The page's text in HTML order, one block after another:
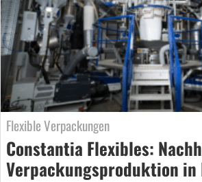
Flexible Verpackungen
Constantia Flexibles:
Verpackungsproduktion in